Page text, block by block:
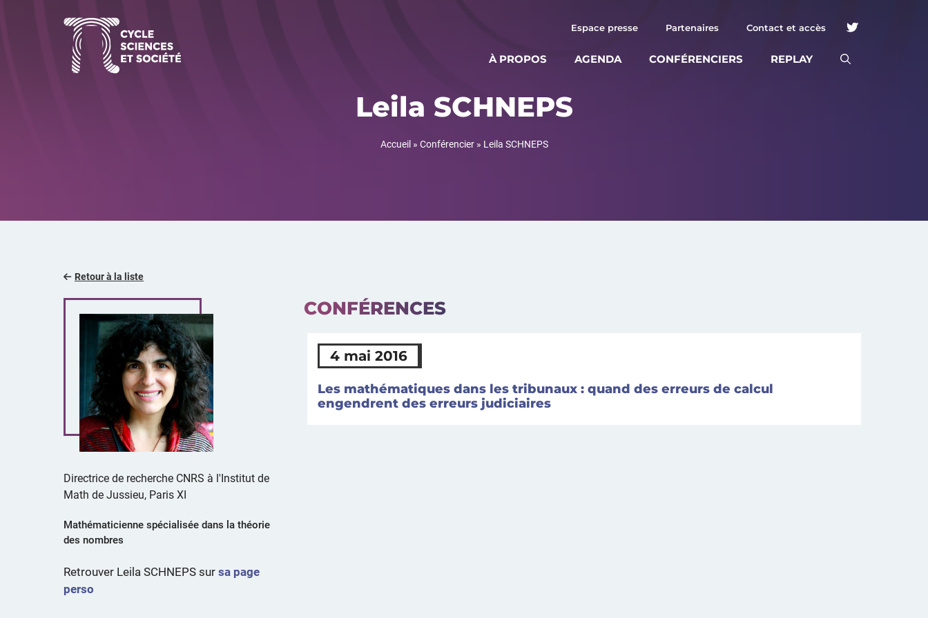
À PROPOS AGENDA CONFÉRENCIERS REPLAY
Espace presse Partenaires Contact et accès
Leila SCHNEPS
Accueil » Conférencier» Leila SCHNEPS
Retour à la liste
Directrice de recherche CNRS à l'Institut de
Math de Jussieu, Paris XI
Mathématicienne spécialisée dans la théorie
des nombres
Retrouver Leila SCHNEPS sur sa page
perso
CONFÉRENCES
4 mai 2016
Les mathématiques dans les tribunaux : quand des erreurs de calcul
engendrent des erreurs judiciaires